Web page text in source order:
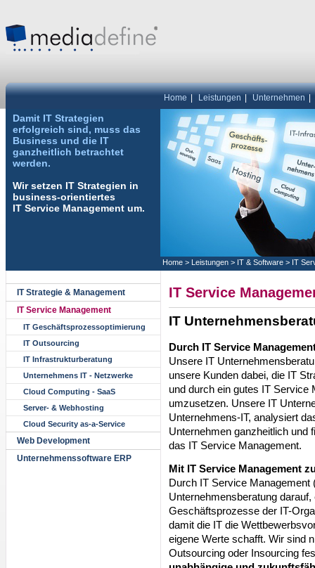
Home Leistungen Unternehmen
Home > Leistungen > IT & Software > IT
IT Strategie & Management
IT Service Management
IT Geschäftsprozessoptimierung
IT Outsourcing
IT Infrastrukturberatung
Unternehmens IT - Netzwerke
Cloud Computing - SaaS
Server- & Webhosting
Cloud Security as-a-Service
Web Development
Unternehmenssoftware ERP
Damit IT Strategien
erfolgreich sind, muss das
Business und die IT
ganzheitlich betrachtet
werden.
Wir setzen IT Strategien in
business-orientiertes
IT Service Management um.
IT Service
IT
Durch IT Service
Unsere IT
unsere Kunden dabei, die IT
und durch ein gutes IT Service
umzusetzen. Unsere IT
Unternehmens-IT, analysiert
Unternehmen ganzheitlich und
das IT Service Management.
Mit IT Service Management
Durch IT Service
Unternehmensberatung
Geschäftsprozesse der IT-
damit die IT die
eigene Werte schafft. Wir sind
Outsourcing oder Insourcing